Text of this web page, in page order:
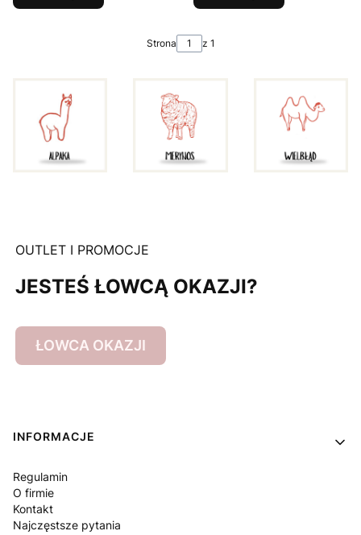
Strona z 1
OUTLET I PROMOCJE
JESTEŚ ŁOWCĄ OKAZJI?
ŁOWCA OKAZJI
Linki w stopce
INFORMACJE
Regulamin
O firmie
Kontakt
Najczęstsze pytania